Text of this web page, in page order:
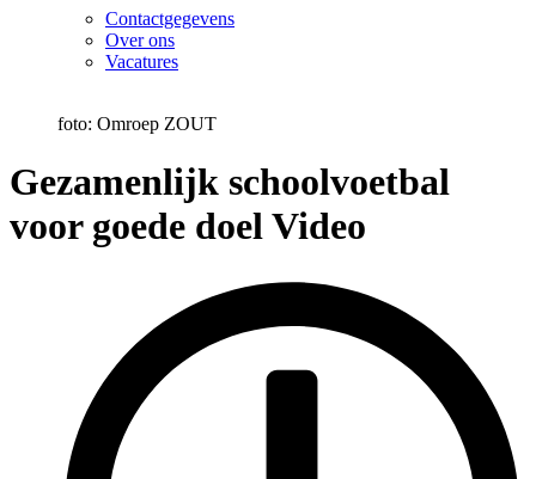
Contactgegevens
Over ons
Vacatures
foto: Omroep ZOUT
Gezamenlijk schoolvoetbal
voor goede doelVideo